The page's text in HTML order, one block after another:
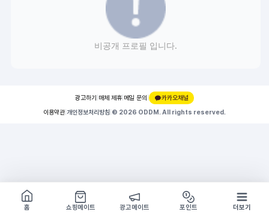
비공개 프로필 입니다.
광고하기 매체 제휴 메일 문의 |
카카오채널
이용약관 개인정보처리방침 © 2026 ODDM. All rights reserved.
쇼핑몰 구경하기
방문시 1G
홈
쇼핑메이트 광고메이트 포인트 더보기